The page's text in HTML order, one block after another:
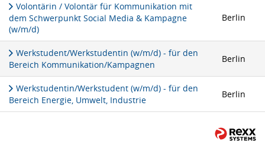
Volontärin / Volontär für Kommunikation mit
dem Schwerpunkt Social Media & Kampagne
(w/m/d)
Berlin
Werkstudent/Werkstudentin (w/m/d) - für den
Bereich Kommunikation/Kampagnen
Berlin
Werkstudentin/Werkstudent (w/m/d) - für den
Bereich Energie, Umwelt, Industrie
Berlin